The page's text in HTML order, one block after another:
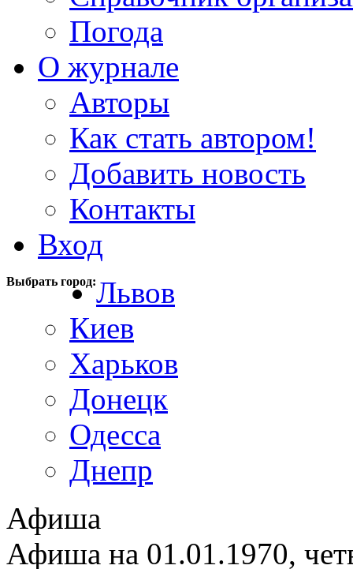
Погода
О журнале
Авторы
Как стать автором!
Добавить новость
Контакты
Вход
Выбрать город:Львов
Киев
Харьков
Донецк
Одесса
Днепр
Афиша
Афиша на 01.01.1970,